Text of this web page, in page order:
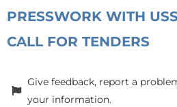
PRESSWORK WITH US
CALL FOR TENDERS
Give feedback, report a
your information.